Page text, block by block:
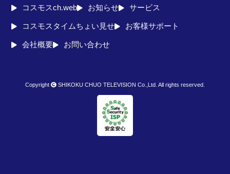
コスモスch.web お知らせ サービス
コスモスタイムちょい見せ お客様サポート
会社概要 お問い合わせ
Copyright SHIKOKU CHUO TELEVISION Co.,Ltd. All rights reserved.